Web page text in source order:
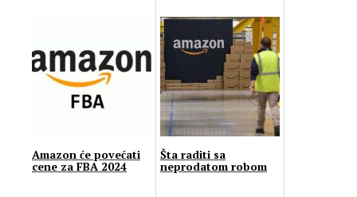
Amazon će povećati
cene za FBA 2024
Šta raditi sa
neprodatom robom